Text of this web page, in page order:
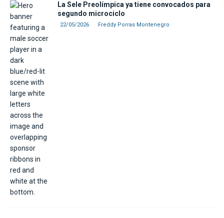
La Sele Preolímpica ya tiene convocados para
segundo microciclo
22/05/2026 Freddy Porras Montenegro